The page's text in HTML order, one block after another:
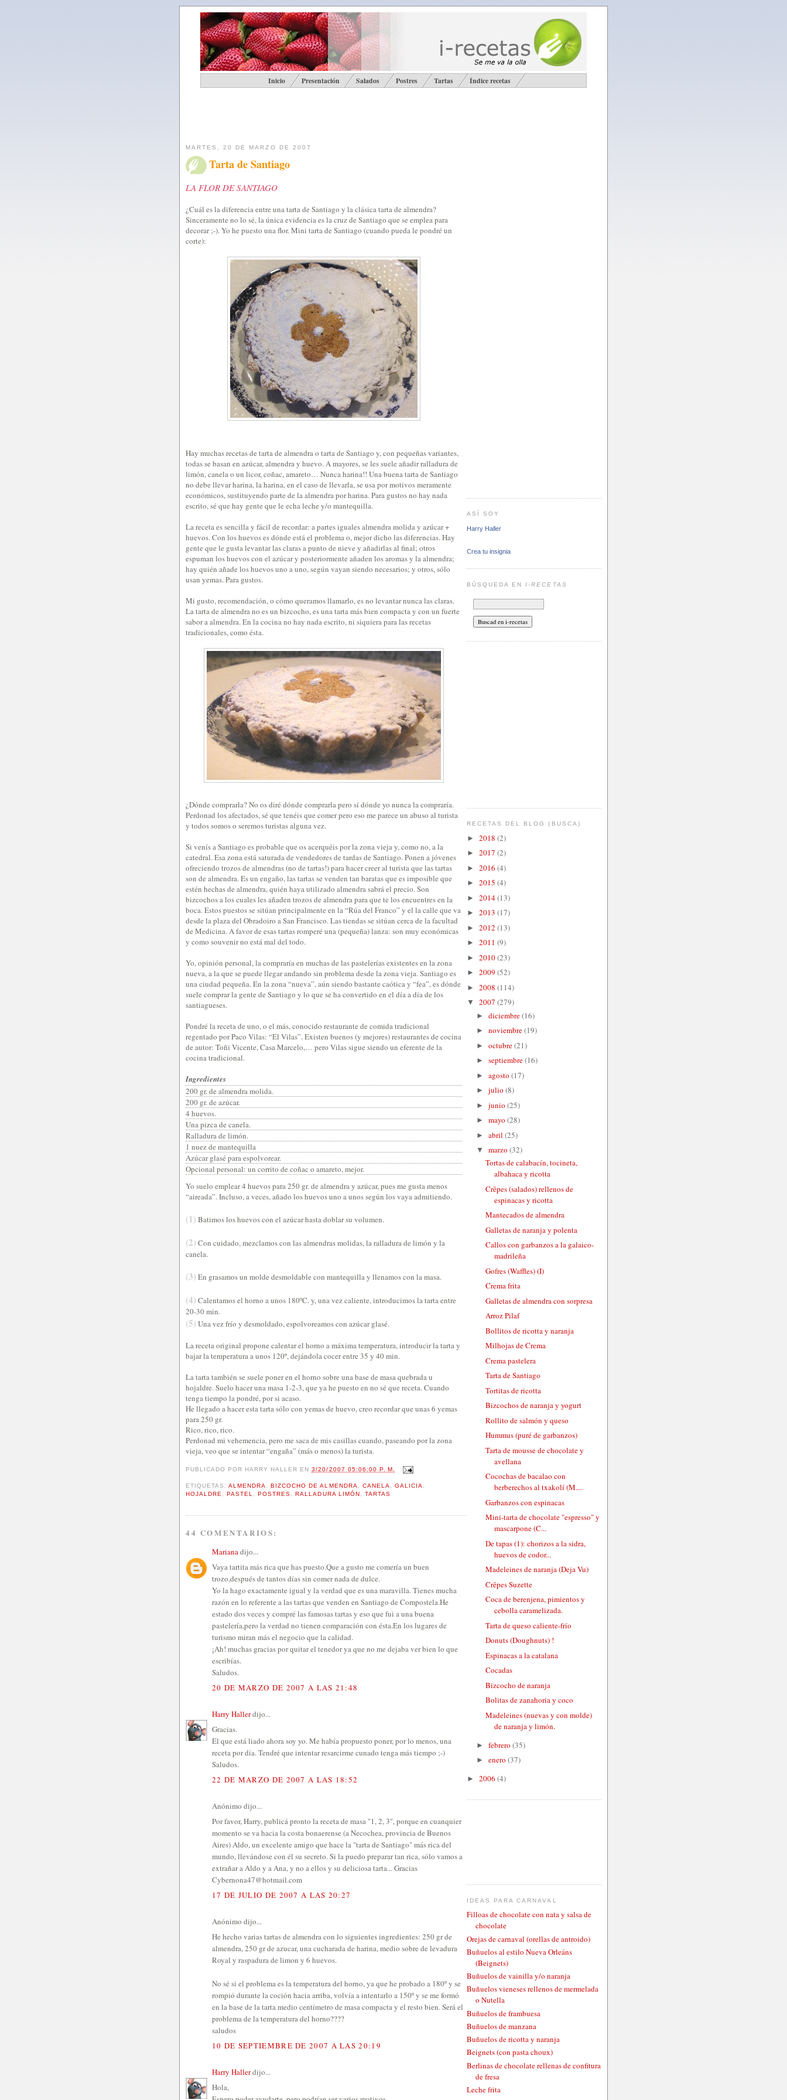
Inicio Presentación Salados Postres Tartas Índice recetas
MARTES, 20 DE MARZO DE 2007
Tarta de Santiago
LA FLOR DE SANTIAGO
¿Cuál es la diferencia entre una tarta de Santiago y la clásica tarta de almendra?
Sinceramente no lo sé, la única evidencia es la cruz de Santiago que se emplea para
decorar ;-). Yo he puesto una flor. Mini tarta de Santiago (cuando pueda le pondré un
corte):
Hay muchas recetas de tarta de almendra o tarta de Santiago y, con pequeñas variantes,
todas se basan en azúcar, almendra y huevo. A mayores, se les suele añadir ralladura de
limón, canela o un licor, coñac, amareto… Nunca harina!! Una buena tarta de Santiago
no debe llevar harina, la harina, en el caso de llevarla, se usa por motivos meramente
económicos, sustituyendo parte de la almendra por harina. Para gustos no hay nada
escrito, sé que hay gente que le echa leche y/o mantequilla.
La receta es sencilla y fácil de recordar: a partes iguales almendra molida y azúcar +
huevos. Con los huevos es dónde está el problema o, mejor dicho las diferencias. Hay
gente que le gusta levantar las claras a punto de nieve y añadirlas al final; otros
espuman los huevos con el azúcar y posteriormente añaden los aromas y la almendra;
hay quién añade los huevos uno a uno, según vayan siendo necesarios; y otros, sólo
usan yemas. Para gustos.
Mi gusto, recomendación, o cómo queramos llamarlo, es no levantar nunca las claras.
La tarta de almendra no es un bizcocho, es una tarta más bien compacta y con un fuerte
sabor a almendra. En la cocina no hay nada escrito, ni siquiera para las recetas
tradicionales, como ésta.
¿Dónde comprarla? No os diré dónde comprarla pero sí dónde yo nunca la compraría.
Perdonad los afectados, sé que tenéis que comer pero eso me parece un abuso al turista
y todos somos o seremos turistas alguna vez.
Si venís a Santiago es probable que os acerquéis por la zona vieja y, como no, a la
catedral. Esa zona está saturada de vendedores de tardas de Santiago. Ponen a jóvenes
ofreciendo trozos de almendras (no de tartas!) para hacer creer al turista que las tartas
son de almendra. Es un engaño, las tartas se venden tan baratas que es imposible que
estén hechas de almendra, quién haya utilizado almendra sabrá el precio. Son
bizcochos a los cuales les añaden trozos de almendra para que te los encuentres en la
boca. Estos puestos se sitúan principalmente en la “Rúa del Franco” y el la calle que va
desde la plaza del Obradoiro a San Francisco. Las tiendas se sitúan cerca de la facultad
de Medicina. A favor de esas tartas romperé una (pequeña) lanza: son muy económicas
y como souvenir no está mal del todo.
Yo, opinión personal, la compraría en muchas de las pastelerías existentes en la zona
nueva, a la que se puede llegar andando sin problema desde la zona vieja. Santiago es
una ciudad pequeña. En la zona “nueva”, aún siendo bastante caótica y “fea”, es dónde
suele comprar la gente de Santiago y lo que se ha convertido en el día a día de los
santiagueses.
Pondré la receta de uno, o el más, conocido restaurante de comida tradicional
regentado por Paco Vilas: “El Vilas”. Existen buenos (y mejores) restaurantes de cocina
de autor: Toñi Vicente, Casa Marcelo,… pero Vilas sigue siendo un eferente de la
cocina tradicional.
Ingredientes
200 gr. de almendra molida.
200 gr. de azúcar.
4 huevos.
Una pizca de canela.
Ralladura de limón.
1 nuez de mantequilla
Azúcar glasé para espolvorear.
Opcional personal: un corrito de coñac o amareto, mejor.
Yo suelo emplear 4 huevos para 250 gr. de almendra y azúcar, pues me gusta menos
“aireada”. Incluso, a veces, añado los huevos uno a unos según los vaya admitiendo.
(1) Batimos los huevos con el azúcar hasta doblar su volumen.
(2) Con cuidado, mezclamos con las almendras molidas, la ralladura de limón y la
canela.
(3) En grasamos un molde desmoldable con mantequilla y llenamos con la masa.
(4) Calentamos el horno a unos 180ºC. y, una vez caliente, introducimos la tarta entre
20-30 min.
(5) Una vez frío y desmoldado, espolvoreamos con azúcar glasé.
La receta original propone calentar el horno a máxima temperatura, introducir la tarta y
bajar la temperatura a unos 120º, dejándola cocer entre 35 y 40 min.
La tarta también se suele poner en el horno sobre una base de masa quebrada u
hojaldre. Suelo hacer una masa 1-2-3, que ya he puesto en no sé que receta. Cuando
tenga tiempo la pondré, por si acaso.
He llegado a hacer esta tarta sólo con yemas de huevo, creo recordar que unas 6 yemas
para 250 gr.
Rico, rico, rico.
Perdonad mi vehemencia, pero me saca de mis casillas cuando, paseando por la zona
vieja, veo que se intentar “engaña” (más o menos) la turista.
PUBLICADO POR HARRY HALLER EN3/20/2007 05:06:00 P. M.
ETIQUETAS:ALMENDRA ,BIZCOCHO DE ALMENDRA CANELA GALICIA
HOJALDRE
,PASTEL ,POSTRES ,RALLADURA LIMÓN TARTAS
44 COMENTARIOS:
Marianadijo...
Vaya tartita más rica que has puesto.Que a gusto me comería un buen
trozo,después de tantos días sin comer nada de dulce.
Yo la hago exactamente igual y la verdad que es una maravilla. Tienes mucha
razón en lo referente a las tartas que venden en Santiago de Compostela.He
estado dos veces y compré las famosas tartas y eso que fui a una buena
pastelería,pero la verdad no tienen comparación con ésta.En los lugares de
turismo miran más el negocio que la calidad.
¡Ah! muchas gracias por quitar el tenedor ya que no me dejaba ver bien lo que
escribías.
Saludos.
20 DE MARZO DE 2007 A LAS 21:48
Harry Hallerdijo...
Gracias.
El que está liado ahora soy yo. Me había propuesto poner, por lo menos, una
receta por día. Tendré que intentar resarcirme cunado tenga más tiempo ;-)
Saludos.
22 DE MARZO DE 2007 A LAS 18:52
Anónimo dijo...
Por favor, Harry, publicá pronto la receta de masa "1, 2, 3", porque en cuanquier
momento se va hacia la costa bonaerense (a Necochea, provincia de Buenos
Aires) Aldo, un excelente amigo que hace la "tarta de Santiago" más rica del
mundo, llevándose con él su secreto. Si la puedo preparar tan rica, sólo vamos a
extrañar a Aldo y a Ana, y no a ellos y su deliciosa tarta... Gracias
Cybernona47@hotmail.com
17 DE JULIO DE 2007 A LAS 20:27
Anónimo dijo...
He hecho varias tartas de almendra con lo siguientes ingredientes: 250 gr de
almendra, 250 gr de azucar, una cucharada de harina, medio sobre de levadura
Royal y raspadura de limon y 6 huevos.
No sé si el problema es la temperatura del horno, ya que he probado a 180º y se
rompió durante la coción hacia arriba, volvía a intentarlo a 150º y se me formó
en la base de la tarta medio centímetro de masa compacta y el resto bien. Será el
problema de la temperatura del horno????
saludos
10 DE SEPTIEMBRE DE 2007 A LAS 20:19
Harry Hallerdijo...
Hola,
ASÍ SOY
Harry Haller
Crea tu insignia
BÚSQUEDA ENI-RECETAS
RECETAS DEL BLOG (BUSCA)
► 2018 (2)
► 2017 (2)
► 2016 (4)
► 2015 (4)
► 2014(13)
► 2013 (17)
► 2012 (13)
► 2011 (9)
► 2010(23)
► 2009 (52)
► 2008 (114)
▼ 2007 (279)
► diciembre(16)
► noviembre(19)
► octubre(21)
► septiembre(16)
► agosto (17)
► julio (8)
► junio (25)
► mayo (28)
► abril (25)
▼ marzo (32)
Tortas de calabacín, tocineta,
albahaca y ricotta
Crêpes (salados) rellenos de
espinacas y ricotta
Mantecados de almendra
Galletas de naranja y polenta
Callos con garbanzos a la galaico-
madrileña
Gofres (Waffles) (I)
Crema frita
Galletas de almendra con sorpresa
Arroz Pilaf
Bollitos de ricotta y naranja
Milhojas de Crema
Crema pastelera
Tarta de Santiago
Tortitas de ricotta
Bizcochos de naranja y yogurt
Rollito de salmón y queso
Hummus (puré de garbanzos)
Tarta de mousse de chocolate y
avellana
Cocochas de bacalao con
berberechos al txakolí (M....
Garbanzos con espinacas
Mini-tarta de chocolate "espresso" y
mascarpone (C...
De tapas (1): chorizos a la sidra,
huevos de codor...
Madeleines de naranja (Deja Vu)
Crêpes Suzette
Coca de berenjena, pimientos y
cebolla caramelizada.
Tarta de queso caliente-frío
Donuts (Doughnuts) !
Espinacas a la catalana
Cocadas
Bizcocho de naranja
Bolitas de zanahoria y coco
Madeleines (nuevas y con molde)
de naranja y limón.
► febrero (35)
► enero (37)
► 2006 (4)
IDEAS PARA CARNAVAL
Filloas de chocolate con nata y salsa de
chocolate
Orejas de carnaval (orellas de antroido)
Buñuelos al estilo Nueva Orleáns
(Beignets)
Buñuelos de vainilla y/o naranja
Buñuelos vieneses rellenos de mermelada
o Nutella
Buñuelos de frambuesa
Buñuelos de manzana
Buñuelos de ricotta y naranja
Beignets (con pasta choux)
Berlinas de chocolate rellenas de confitura
de fresa
Leche frita